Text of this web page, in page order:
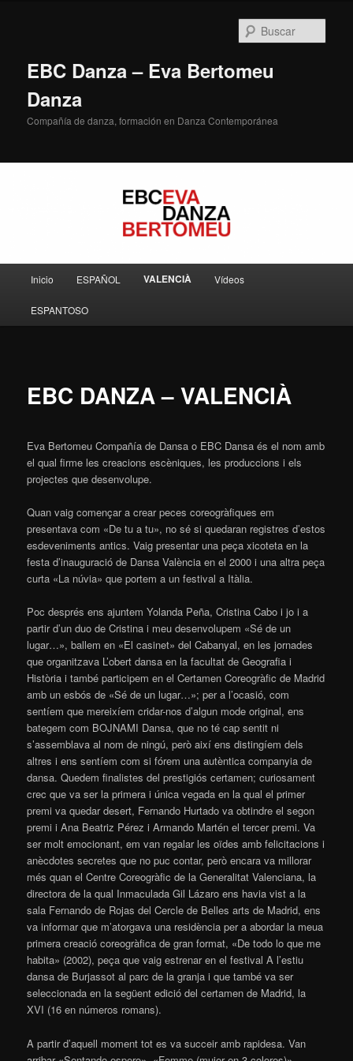
EBC Danza – Eva Bertomeu
Danza
Compañía de danza, formación en Danza Contemporánea
Inicio ESPAÑOL VALENCIÀ Vídeos
ESPANTOSO
EBC DANZA – VALENCIÀ
Eva Bertomeu Compañía de Dansa o EBC Dansa és el nom amb
el qual firme les creacions escèniques, les produccions i els
projectes que desenvolupe.
Quan vaig començar a crear peces coreogràfiques em
presentava com «De tu a tu», no sé si quedaran registres d’estos
esdeveniments antics. Vaig presentar una peça xicoteta en la
festa d’inauguració de Dansa València en el 2000 i una altra peça
curta «La núvia» que portem a un festival a Itàlia.
Poc després ens ajuntem Yolanda Peña, Cristina Cabo i jo i a
partir d’un duo de Cristina i meu desenvolupem «Sé de un
lugar…», ballem en «El casinet» del Cabanyal, en les jornades
que organitzava L’obert dansa en la facultat de Geografia i
Història i també participem en el Certamen Coreogràfic de Madrid
amb un esbós de «Sé de un lugar…»; per a l’ocasió, com
sentíem que mereixíem cridar-nos d’algun mode original, ens
bategem com BOJNAMI Dansa, que no té cap sentit ni
s’assemblava al nom de ningú, però així ens distingíem dels
altres i ens sentíem com si fórem una autèntica companyia de
dansa. Quedem finalistes del prestigiós certamen; curiosament
crec que va ser la primera i única vegada en la qual el primer
premi va quedar desert, Fernando Hurtado va obtindre el segon
premi i Ana Beatriz Pérez i Armando Martén el tercer premi. Va
ser molt emocionant, em van regalar les oïdes amb felicitacions i
anècdotes secretes que no puc contar, però encara va millorar
més quan el Centre Coreogràfic de la Generalitat Valenciana, la
directora de la qual Inmaculada Gil Lázaro ens havia vist a la
sala Fernando de Rojas del Cercle de Belles arts de Madrid, ens
va informar que m’atorgava una residència per a abordar la meua
primera creació coreogràfica de gran format, «De todo lo que me
habita» (2002), peça que vaig estrenar en el festival A l’estiu
dansa de Burjassot al parc de la granja i que també va ser
seleccionada en la següent edició del certamen de Madrid, la
XVI (16 en números romans).
A partir d’aquell moment tot es va succeir amb rapidesa. Van